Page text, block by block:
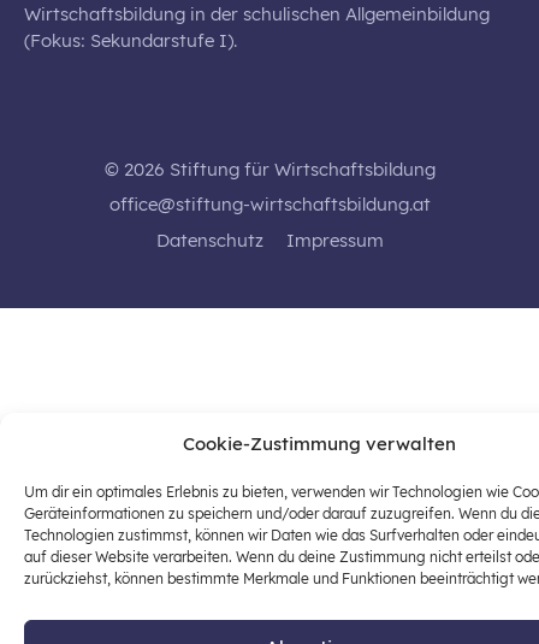
Cookie-Zustimmung verwalten
Um dir ein optimales Erlebnis zu bieten, verwenden wir Technologien wie
Geräteinformationen zu speichern und/oder darauf zuzugreifen. Wenn du
Technologien zustimmst, können wir Daten wie das Surfverhalten oder
auf dieser Website verarbeiten. Wenn du deine Zustimmung nicht erteilst
zurückziehst, können bestimmte Merkmale und Funktionen beeinträchtigt
Wirtschaftsbildung in der schulischen Allgemeinbildung
(Fokus: Sekundarstufe I).
© 2026 Stiftung für Wirtschaftsbildung
office@stiftung-wirtschaftsbildung.at
Datenschutz
Impressum